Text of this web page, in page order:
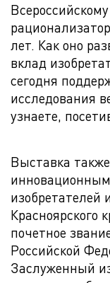
лет. Как оно
вклад
сегодня
исследования
узнаете,
Выставка
изобретателей
Красноярского
почетное
Российской
Заслуженный